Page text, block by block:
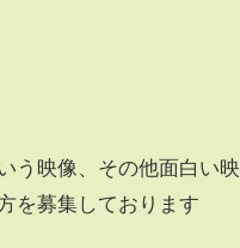
う映像、その他面白い映
を募集しております